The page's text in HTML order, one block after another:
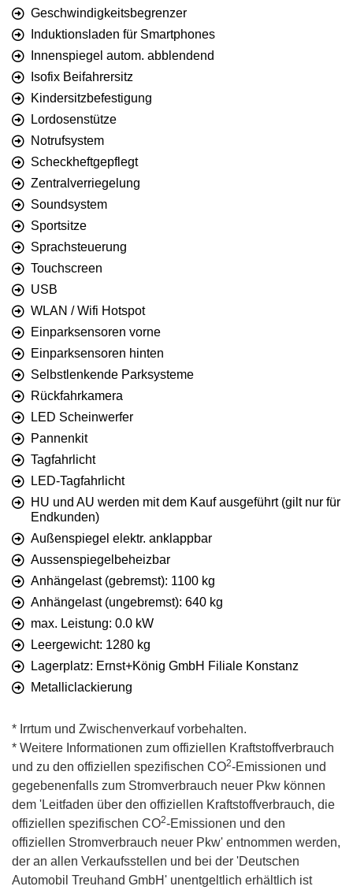
Geschwindigkeitsbegrenzer
Induktionsladen für Smartphones
Innenspiegel autom. abblendend
Isofix Beifahrersitz
Kindersitzbefestigung
Lordosenstütze
Notrufsystem
Scheckheftgepflegt
Zentralverriegelung
Soundsystem
Sportsitze
Sprachsteuerung
Touchscreen
USB
WLAN / Wifi Hotspot
Einparksensoren vorne
Einparksensoren hinten
Selbstlenkende Parksysteme
Rückfahrkamera
LED Scheinwerfer
Pannenkit
Tagfahrlicht
LED-Tagfahrlicht
HU und AU werden mit dem Kauf ausgeführt (gilt nur für
Endkunden)
Außenspiegel elektr. anklappbar
Aussenspiegelbeheizbar
Anhängelast (gebremst): 1100 kg
Anhängelast (ungebremst): 640 kg
max. Leistung: 0.0 kW
Leergewicht: 1280 kg
Lagerplatz: Ernst+König GmbH Filiale Konstanz
Metalliclackierung
* Irrtum und Zwischenverkauf vorbehalten.
* Weitere Informationen zum offiziellen Kraftstoffverbrauch
und zu den offiziellen spezifischen CO2-Emissionen und
gegebenenfalls zum Stromverbrauch neuer Pkw können
dem 'Leitfaden über den offiziellen Kraftstoffverbrauch, die
offiziellen spezifischen CO2-Emissionen und den
offiziellen Stromverbrauch neuer Pkw' entnommen werden,
der an allen Verkaufsstellen und bei der 'Deutschen
Automobil Treuhand GmbH' unentgeltlich erhältlich ist